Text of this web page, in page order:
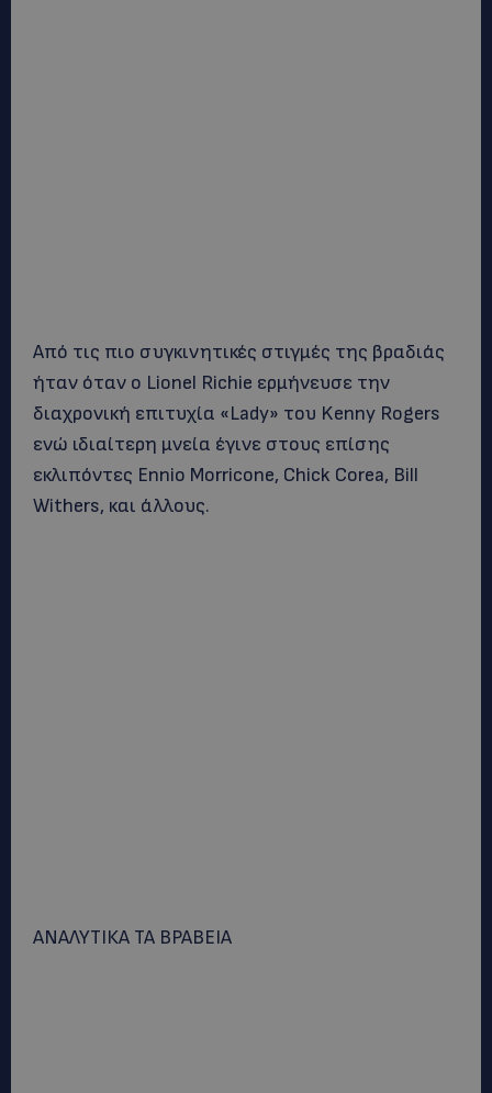
Aπό τις πιο συγκινητικές στιγμές της βραδιάς
ήταν όταν ο Lionel Richie ερμήνευσε την
διαχρονική επιτυχία «Lady» του Kenny Rogers
ενώ ιδιαίτερη μνεία έγινε στους επίσης
εκλιπόντες Ennio Morricone, Chick Corea, Bill
Withers, και άλλους.
ANAΛΥΤΙΚΑ ΤΑ ΒΡΑΒΕΙΑ